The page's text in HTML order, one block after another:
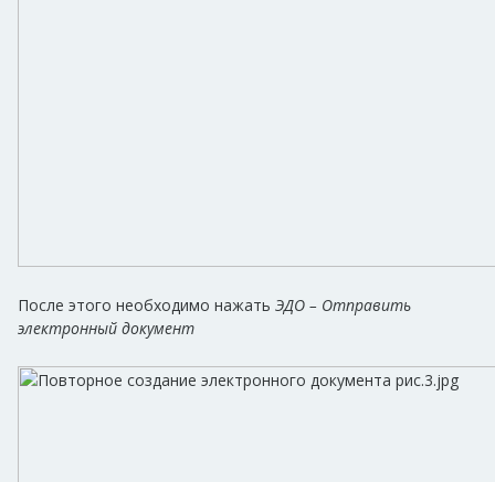
После этого необходимо нажать ЭДО – Отправить
электронный документ